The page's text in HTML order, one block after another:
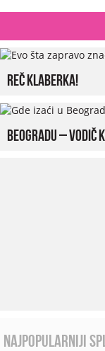
reč klaberka!
Beogradu – vodič
najpopularniji